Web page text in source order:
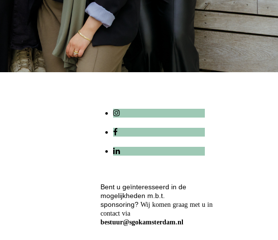
Bent u geïnteresseerd in de
mogelijkheden m.b.t.
sponsoring? Wij komen graag met u in
contact via
bestuur@sgokamsterdam.nl